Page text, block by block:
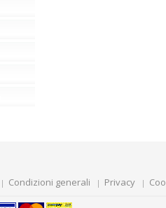
Condizioni generali Privacy